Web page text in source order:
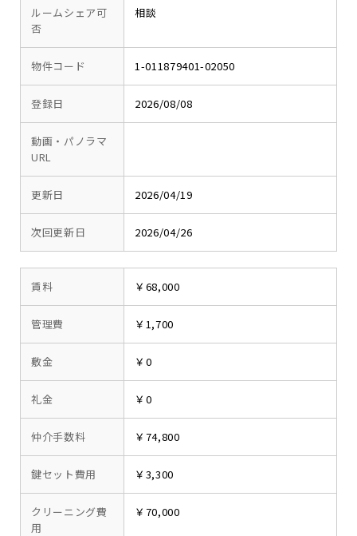
ルームシェア可
否
相談
物件コード 1-011879401-02050
登録日 2026/08/08
動画・パノラマ
URL
更新日 2026/04/19
次回更新日 2026/04/26
賃料 ￥68,000
管理費 ￥1,700
敷金 ￥0
礼金 ￥0
仲介手数料 ￥74,800
鍵セット費用 ￥3,300
クリーニング費
用
￥70,000